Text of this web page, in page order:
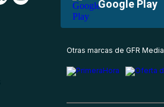
Google Play
Otras marcas de GFR Media